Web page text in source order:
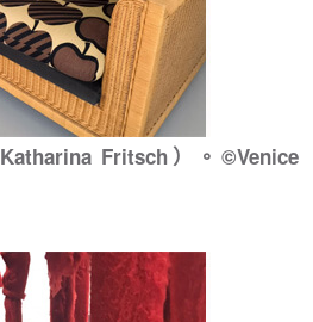
Fritsch）。©Venice